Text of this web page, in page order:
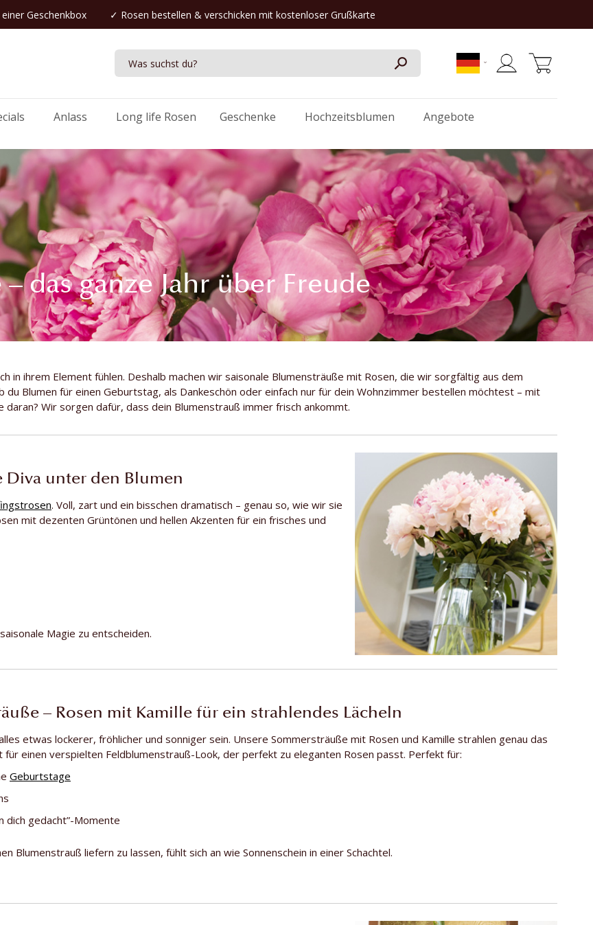
Geschenkbox ✓ Rosen bestellen & verschicken mit kostenloser Grußkarte
Anlass Long life Rosen Geschenke Hochzeitsblumen Angebote
das ganze Jahr über Freude
in ihrem Element fühlen. Deshalb machen wir saisonale Blumensträuße mit Rosen, die wir sorgfältig aus dem
Blumen für einen Geburtstag, als Dankeschön oder einfach nur für dein Wohnzimmer bestellen möchtest – mit
Wir sorgen dafür, dass dein Blumenstrauß immer frisch ankommt.
Diva unter den Blumen
. Voll, zart und ein bisschen dramatisch – genau so, wie wir sie
mit dezenten Grüntönen und hellen Akzenten für ein frisches und
Magie zu entscheiden.
– Rosen mit Kamille für ein strahlendes Lächeln
etwas lockerer, fröhlicher und sonniger sein. Unsere Sommersträuße mit Rosen und Kamille strahlen genau das
für einen verspielten Feldblumenstrauß-Look, der perfekt zu eleganten Rosen passt. Perfekt für:
Geburtstage
dich gedacht”-Momente
Blumenstrauß liefern zu lassen, fühlt sich an wie Sonnenschein in einer Schachtel.